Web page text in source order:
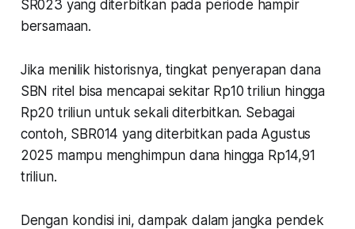
SR023 yang diterbitkan pada periode hampir
bersamaan.
Jika menilik historisnya, tingkat penyerapan dana
SBN ritel bisa mencapai sekitar Rp10 triliun hingga
Rp20 triliun untuk sekali diterbitkan. Sebagai
contoh, SBR014 yang diterbitkan pada Agustus
2025 mampu menghimpun dana hingga Rp14,91
triliun.
Dengan kondisi ini, dampak dalam jangka pendek